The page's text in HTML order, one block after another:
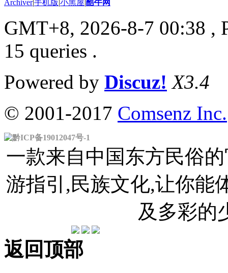
Archiver|手机版|小黑屋|酷牛网
GMT+8, 2026-8-7 00:38 ,
15 queries .
Powered by Discuz! X3.4
© 2001-2017 Comsenz Inc.
黔ICP备19012047号-1
一款来自中国东方民俗
游指引,民族文化,让你能
及多彩的
返回顶部